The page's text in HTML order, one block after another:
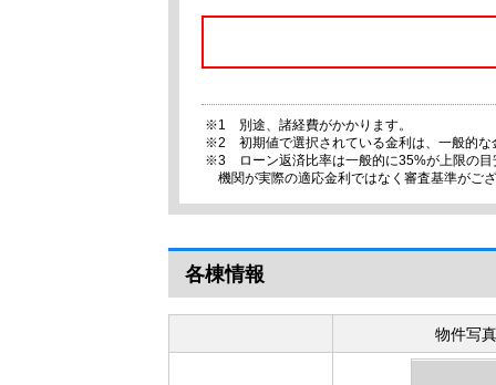
※1 別途、諸経費がかかります。
※2 初期値で選択されている金利は、一般的な
※3 ローン返済比率は一般的に35%が上限の目
機関が実際の適応金利ではなく審査基準がご
各棟情報
物件写真